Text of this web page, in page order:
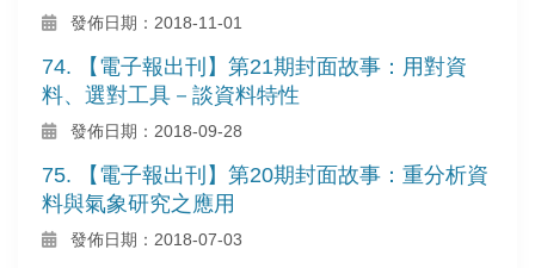
發佈日期：2018-11-01
74. 【電子報出刊】第21期封面故事：用對資
料、選對工具－談資料特性
發佈日期：2018-09-28
75. 【電子報出刊】第20期封面故事：重分析資
料與氣象研究之應用
發佈日期：2018-07-03